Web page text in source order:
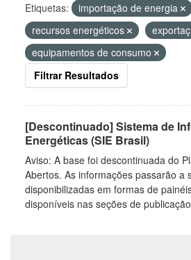
Etiquetas: importação de energia
recursos energéticos
equipamentos de consumo
Filtrar Resultados
[Descontinuado] Sistema de
Energéticas (SIE Brasil)
Aviso: A base foi descontinuada do
Abertos. As informações passarão a
disponibilizadas em formas de
disponíveis nas seções de